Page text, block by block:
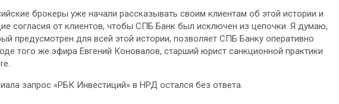
брокеры уже начали рассказывать своим клиентам об этой истории и
согласия от клиентов, чтобы СПБ Банк был исключен из цепочки. Я думаю,
предусмотрен для всей этой истории, позволяет СПБ Банку оперативно
того же эфира Евгений Коновалов, старший юрист санкционной практики
запрос «РБК Инвестиций» в НРД остался без ответа.